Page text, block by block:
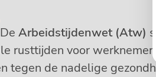
De Arbeidstijdenwet (Atw)
rusttijden voor
tegen de nadelige